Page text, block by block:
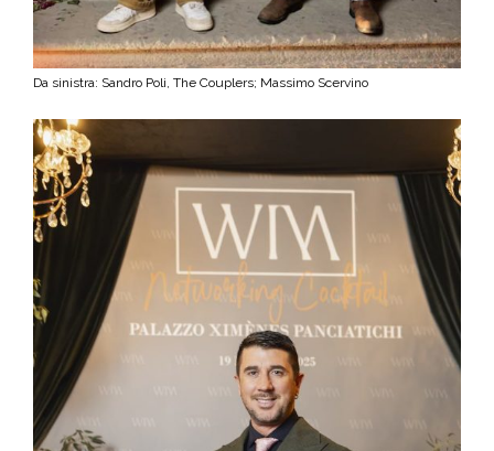
Da sinistra: Sandro Poli, The Couplers; Massimo Scervino